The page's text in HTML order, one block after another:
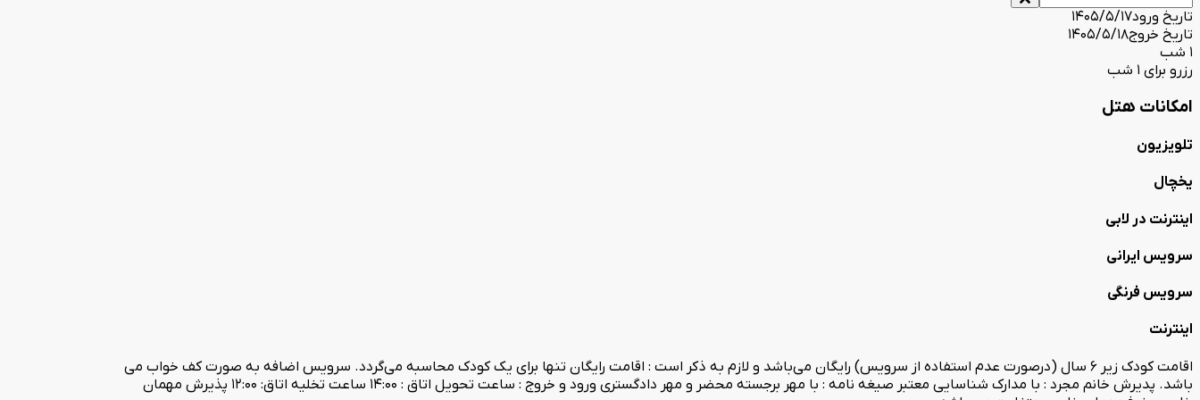
تاریخ ورود1405/5/17
تاریخ خروج1405/5/18
1 شب
رزرو برای 1 شب
امکانات هتل
تلویزیون
یخچال
اینترنت در لابی
سرویس ایرانی
سرویس فرنگی
اینترنت
اقامت کودک زیر 6 سال (درصورت عدم استفاده از سرویس) رایگان می‌باشد و لازم به ذکر است : اقامت رایگان تنها برای یک کودک محاسبه می‌گردد. سرویس اضافه به صورت کف خواب می
باشد. پدیرش خانم مجرد : با مدارک شناسایی معتبر صیغه نامه : با مهر برجسته محضر و مهر دادگستری ورود و خروج : ساعت تحویل اتاق : 14:00 ساعت تخلیه اتاق: 12:00 پذیرش مهمان